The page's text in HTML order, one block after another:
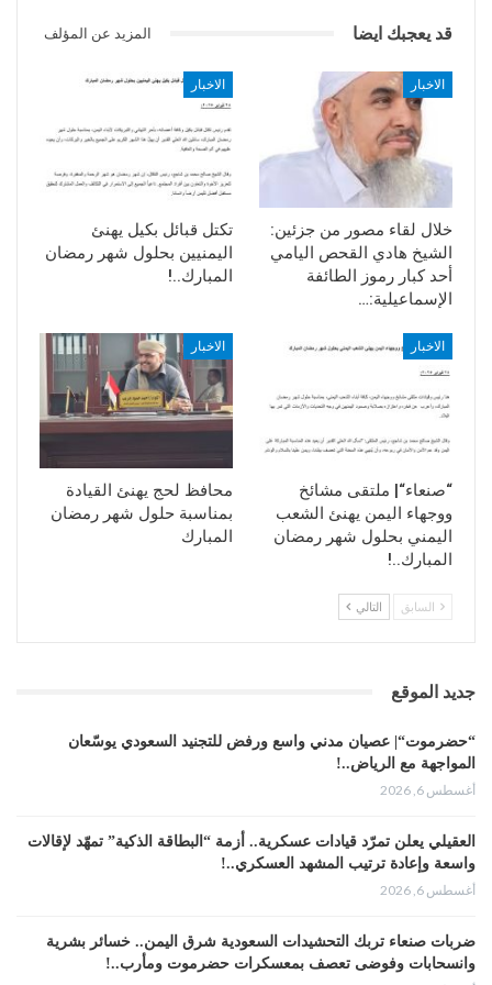
قد يعجبك ايضا المزيد عن المؤلف
الاخبار
خلال لقاء مصور من جزئين:
الشيخ هادي القحص اليامي
أحد كبار رموز الطائفة
الإسماعيلية:…
الاخبار
تكتل قبائل بكيل يهنئ
اليمنيين بحلول شهر رمضان
المبارك..!
الاخبار
“صنعاء“| ملتقى مشائخ
ووجهاء اليمن يهنئ الشعب
اليمني بحلول شهر رمضان
المبارك..!
الاخبار
محافظ لحج يهنئ القيادة
بمناسبة حلول شهر رمضان
المبارك
السابق التالي
جديد الموقع
“حضرموت“| عصيان مدني واسع ورفض للتجنيد السعودي يوسّعان
المواجهة مع الرياض..!
أغسطس 6, 2026
العقيلي يعلن تمرّد قيادات عسكرية.. أزمة “البطاقة الذكية” تمهّد لإقالات
واسعة وإعادة ترتيب المشهد العسكري..!
أغسطس 6, 2026
ضربات صنعاء تربك التحشيدات السعودية شرق اليمن.. خسائر بشرية
وانسحابات وفوضى تعصف بمعسكرات حضرموت ومأرب..!